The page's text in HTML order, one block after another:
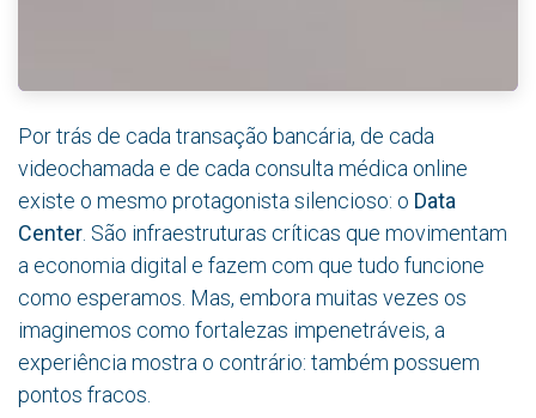
Por trás de cada transação bancária, de cada
videochamada e de cada consulta médica online
existe o mesmo protagonista silencioso: o Data
Center. São infraestruturas críticas que movimentam
a economia digital e fazem com que tudo funcione
como esperamos. Mas, embora muitas vezes os
imaginemos como fortalezas impenetráveis, a
experiência mostra o contrário: também possuem
pontos fracos.